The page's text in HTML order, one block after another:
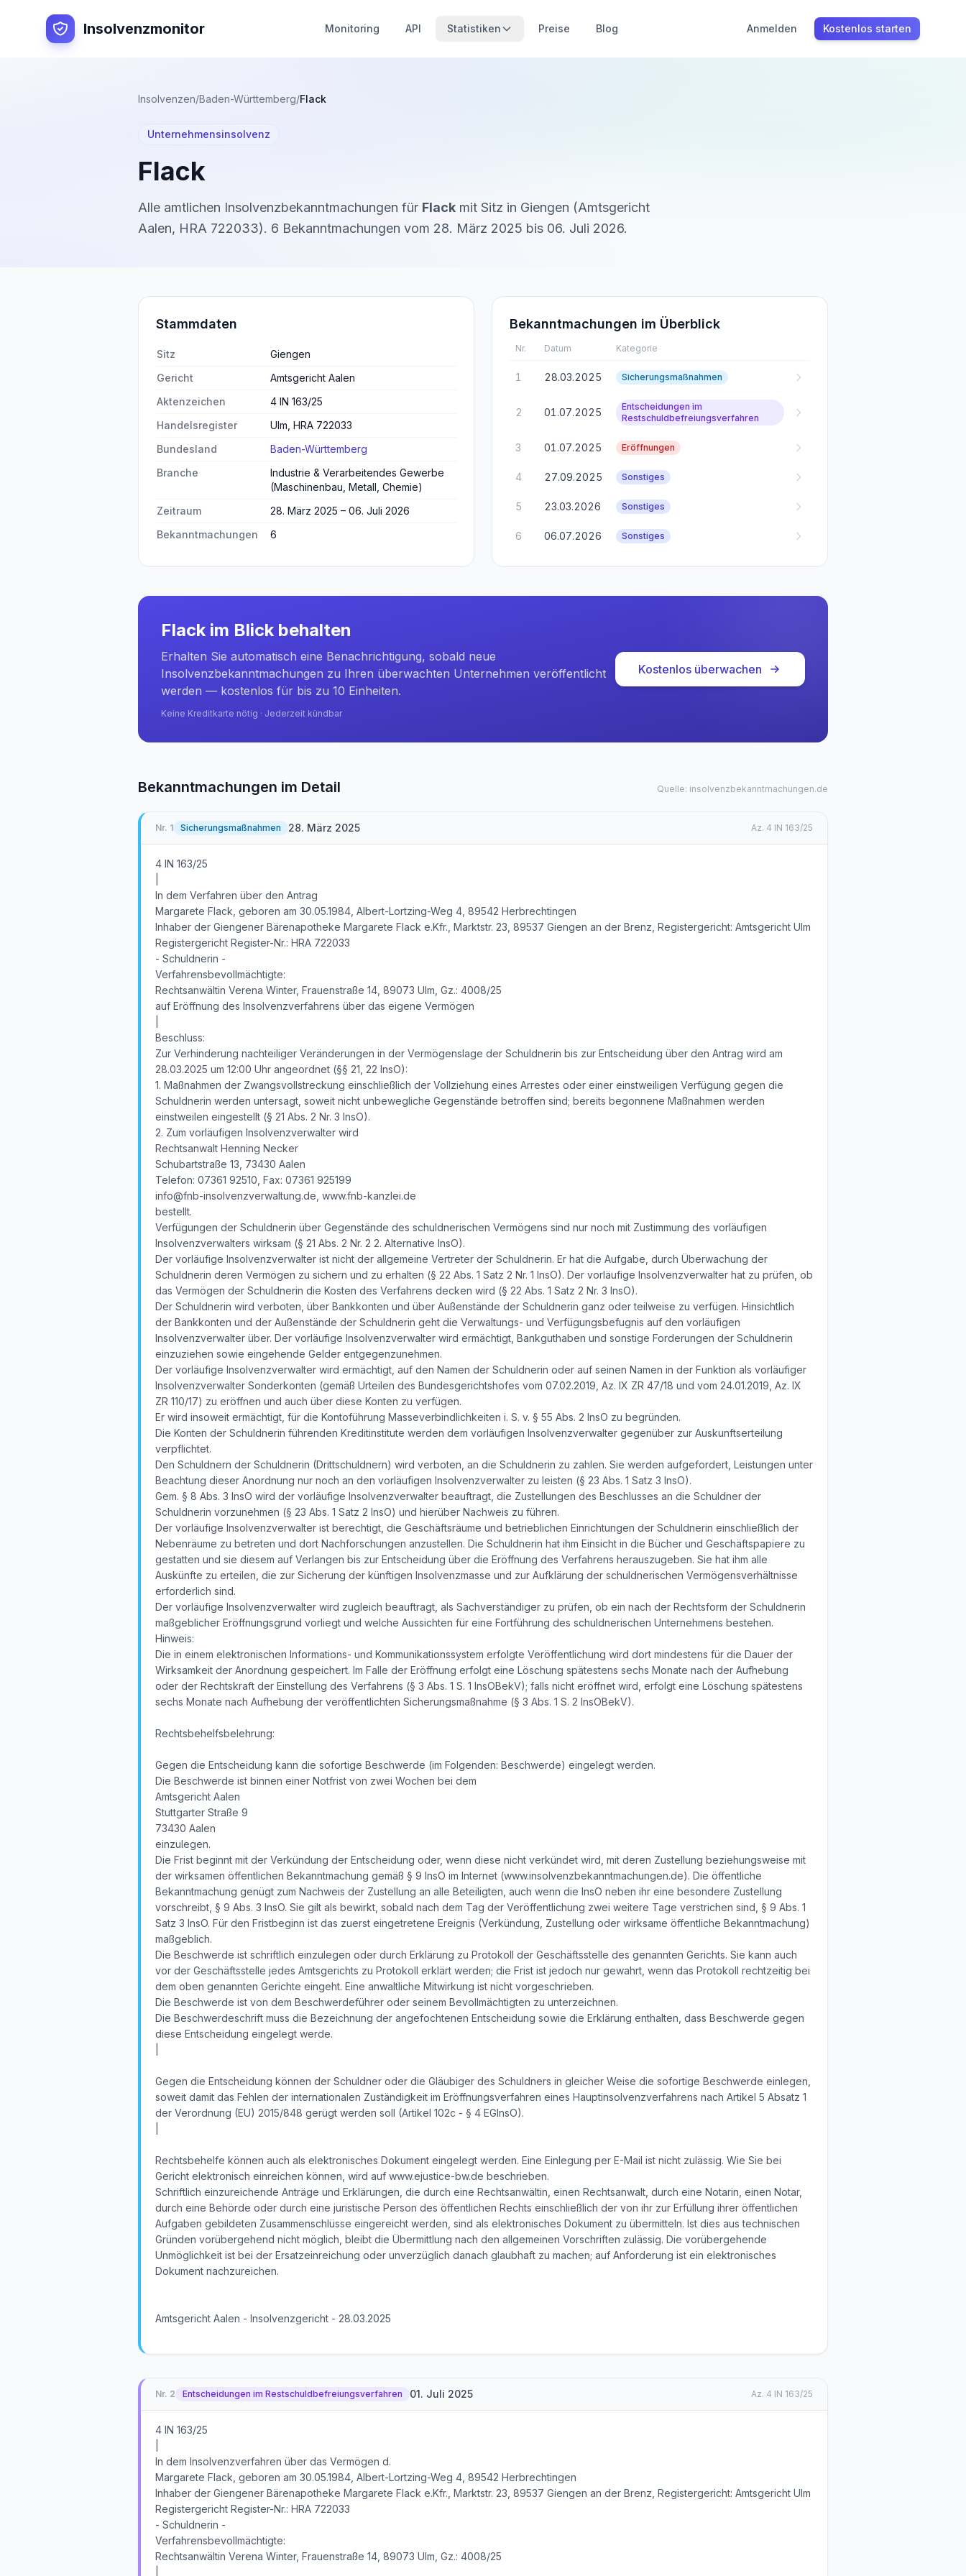
Insolvenzmonitor Monitoring API Statistiken Preise Blog Anmelden Kostenlos starten
Insolvenzen/Baden-Württemberg/Flack
Unternehmensinsolvenz
Flack
Alle amtlichen Insolvenzbekanntmachungen für Flack mit Sitz in Giengen (Amtsgericht
Aalen, HRA 722033). 6 Bekanntmachungen vom 28. März 2025 bis 06. Juli 2026.
Stammdaten
Sitz
Giengen
Gericht
Amtsgericht Aalen
Aktenzeichen
4 IN 163/25
Handelsregister
Ulm, HRA 722033
Bundesland
Baden-Württemberg
Branche
Industrie & Verarbeitendes Gewerbe
(Maschinenbau, Metall, Chemie)
Zeitraum
28. März 2025 – 06. Juli 2026
Bekanntmachungen
6
Bekanntmachungen im Überblick
Nr. Datum Kategorie
1 28.03.2025 Sicherungsmaßnahmen
2 01.07.2025
Entscheidungen im
Restschuldbefreiungsverfahren
3 01.07.2025 Eröffnungen
4 27.09.2025 Sonstiges
5 23.03.2026 Sonstiges
6 06.07.2026 Sonstiges
Flack im Blick behalten
Erhalten Sie automatisch eine Benachrichtigung, sobald neue
Insolvenzbekanntmachungen zu Ihren überwachten Unternehmen veröffentlicht
werden — kostenlos für bis zu 10 Einheiten.
Keine Kreditkarte nötig · Jederzeit kündbar
Kostenlos überwachen
Bekanntmachungen im Detail Quelle: insolvenzbekanntmachungen.de
Nr. 1 Sicherungsmaßnahmen 28. März 2025 Az. 4 IN 163/25
4 IN 163/25
In dem Verfahren über den Antrag
Margarete Flack, geboren am 30.05.1984, Albert-Lortzing-Weg 4, 89542 Herbrechtingen
Inhaber der Giengener Bärenapotheke Margarete Flack e.Kfr., Marktstr. 23, 89537 Giengen an der Brenz, Registergericht: Amtsgericht Ulm
Registergericht Register-Nr.: HRA 722033
- Schuldnerin -
Verfahrensbevollmächtigte:
Rechtsanwältin Verena Winter, Frauenstraße 14, 89073 Ulm, Gz.: 4008/25
auf Eröffnung des Insolvenzverfahrens über das eigene Vermögen
Beschluss:
Zur Verhinderung nachteiliger Veränderungen in der Vermögenslage der Schuldnerin bis zur Entscheidung über den Antrag wird am
28.03.2025 um 12:00 Uhr angeordnet (§§ 21, 22 InsO):
1. Maßnahmen der Zwangsvollstreckung einschließlich der Vollziehung eines Arrestes oder einer einstweiligen Verfügung gegen die
Schuldnerin werden untersagt, soweit nicht unbewegliche Gegenstände betroffen sind; bereits begonnene Maßnahmen werden
einstweilen eingestellt (§ 21 Abs. 2 Nr. 3 InsO).
2. Zum vorläufigen Insolvenzverwalter wird
Rechtsanwalt Henning Necker
Schubartstraße 13, 73430 Aalen
Telefon: 07361 92510, Fax: 07361 925199
info@fnb-insolvenzverwaltung.de, www.fnb-kanzlei.de
bestellt.
Verfügungen der Schuldnerin über Gegenstände des schuldnerischen Vermögens sind nur noch mit Zustimmung des vorläufigen
Insolvenzverwalters wirksam (§ 21 Abs. 2 Nr. 2 2. Alternative InsO).
Der vorläufige Insolvenzverwalter ist nicht der allgemeine Vertreter der Schuldnerin. Er hat die Aufgabe, durch Überwachung der
Schuldnerin deren Vermögen zu sichern und zu erhalten (§ 22 Abs. 1 Satz 2 Nr. 1 InsO). Der vorläufige Insolvenzverwalter hat zu prüfen, ob
das Vermögen der Schuldnerin die Kosten des Verfahrens decken wird (§ 22 Abs. 1 Satz 2 Nr. 3 InsO).
Der Schuldnerin wird verboten, über Bankkonten und über Außenstände der Schuldnerin ganz oder teilweise zu verfügen. Hinsichtlich
der Bankkonten und der Außenstände der Schuldnerin geht die Verwaltungs- und Verfügungsbefugnis auf den vorläufigen
Insolvenzverwalter über. Der vorläufige Insolvenzverwalter wird ermächtigt, Bankguthaben und sonstige Forderungen der Schuldnerin
einzuziehen sowie eingehende Gelder entgegenzunehmen.
Der vorläufige Insolvenzverwalter wird ermächtigt, auf den Namen der Schuldnerin oder auf seinen Namen in der Funktion als vorläufiger
Insolvenzverwalter Sonderkonten (gemäß Urteilen des Bundesgerichtshofes vom 07.02.2019, Az. IX ZR 47/18 und vom 24.01.2019, Az. IX
ZR 110/17) zu eröffnen und auch über diese Konten zu verfügen.
Er wird insoweit ermächtigt, für die Kontoführung Masseverbindlichkeiten i. S. v. § 55 Abs. 2 InsO zu begründen.
Die Konten der Schuldnerin führenden Kreditinstitute werden dem vorläufigen Insolvenzverwalter gegenüber zur Auskunftserteilung
verpflichtet.
Den Schuldnern der Schuldnerin (Drittschuldnern) wird verboten, an die Schuldnerin zu zahlen. Sie werden aufgefordert, Leistungen unter
Beachtung dieser Anordnung nur noch an den vorläufigen Insolvenzverwalter zu leisten (§ 23 Abs. 1 Satz 3 InsO).
Gem. § 8 Abs. 3 InsO wird der vorläufige Insolvenzverwalter beauftragt, die Zustellungen des Beschlusses an die Schuldner der
Schuldnerin vorzunehmen (§ 23 Abs. 1 Satz 2 InsO) und hierüber Nachweis zu führen.
Der vorläufige Insolvenzverwalter ist berechtigt, die Geschäftsräume und betrieblichen Einrichtungen der Schuldnerin einschließlich der
Nebenräume zu betreten und dort Nachforschungen anzustellen. Die Schuldnerin hat ihm Einsicht in die Bücher und Geschäftspapiere zu
gestatten und sie diesem auf Verlangen bis zur Entscheidung über die Eröffnung des Verfahrens herauszugeben. Sie hat ihm alle
Auskünfte zu erteilen, die zur Sicherung der künftigen Insolvenzmasse und zur Aufklärung der schuldnerischen Vermögensverhältnisse
erforderlich sind.
Der vorläufige Insolvenzverwalter wird zugleich beauftragt, als Sachverständiger zu prüfen, ob ein nach der Rechtsform der Schuldnerin
maßgeblicher Eröffnungsgrund vorliegt und welche Aussichten für eine Fortführung des schuldnerischen Unternehmens bestehen.
Hinweis:
Die in einem elektronischen Informations- und Kommunikationssystem erfolgte Veröffentlichung wird dort mindestens für die Dauer der
Wirksamkeit der Anordnung gespeichert. Im Falle der Eröffnung erfolgt eine Löschung spätestens sechs Monate nach der Aufhebung
oder der Rechtskraft der Einstellung des Verfahrens (§ 3 Abs. 1 S. 1 InsOBekV); falls nicht eröffnet wird, erfolgt eine Löschung spätestens
sechs Monate nach Aufhebung der veröffentlichten Sicherungsmaßnahme (§ 3 Abs. 1 S. 2 InsOBekV).
Rechtsbehelfsbelehrung:
Gegen die Entscheidung kann die sofortige Beschwerde (im Folgenden: Beschwerde) eingelegt werden.
Die Beschwerde ist binnen einer Notfrist von zwei Wochen bei dem
Amtsgericht Aalen
Stuttgarter Straße 9
73430 Aalen
einzulegen.
Die Frist beginnt mit der Verkündung der Entscheidung oder, wenn diese nicht verkündet wird, mit deren Zustellung beziehungsweise mit
der wirksamen öffentlichen Bekanntmachung gemäß § 9 InsO im Internet (www.insolvenzbekanntmachungen.de). Die öffentliche
Bekanntmachung genügt zum Nachweis der Zustellung an alle Beteiligten, auch wenn die InsO neben ihr eine besondere Zustellung
vorschreibt, § 9 Abs. 3 InsO. Sie gilt als bewirkt, sobald nach dem Tag der Veröffentlichung zwei weitere Tage verstrichen sind, § 9 Abs. 1
Satz 3 InsO. Für den Fristbeginn ist das zuerst eingetretene Ereignis (Verkündung, Zustellung oder wirksame öffentliche Bekanntmachung)
maßgeblich.
Die Beschwerde ist schriftlich einzulegen oder durch Erklärung zu Protokoll der Geschäftsstelle des genannten Gerichts. Sie kann auch
vor der Geschäftsstelle jedes Amtsgerichts zu Protokoll erklärt werden; die Frist ist jedoch nur gewahrt, wenn das Protokoll rechtzeitig bei
dem oben genannten Gerichte eingeht. Eine anwaltliche Mitwirkung ist nicht vorgeschrieben.
Die Beschwerde ist von dem Beschwerdeführer oder seinem Bevollmächtigten zu unterzeichnen.
Die Beschwerdeschrift muss die Bezeichnung der angefochtenen Entscheidung sowie die Erklärung enthalten, dass Beschwerde gegen
diese Entscheidung eingelegt werde.
Gegen die Entscheidung können der Schuldner oder die Gläubiger des Schuldners in gleicher Weise die sofortige Beschwerde einlegen,
soweit damit das Fehlen der internationalen Zuständigkeit im Eröffnungsverfahren eines Hauptinsolvenzverfahrens nach Artikel 5 Absatz 1
der Verordnung (EU) 2015/848 gerügt werden soll (Artikel 102c - § 4 EGInsO).
Rechtsbehelfe können auch als elektronisches Dokument eingelegt werden. Eine Einlegung per E-Mail ist nicht zulässig. Wie Sie bei
Gericht elektronisch einreichen können, wird auf www.ejustice-bw.de beschrieben.
Schriftlich einzureichende Anträge und Erklärungen, die durch eine Rechtsanwältin, einen Rechtsanwalt, durch eine Notarin, einen Notar,
durch eine Behörde oder durch eine juristische Person des öffentlichen Rechts einschließlich der von ihr zur Erfüllung ihrer öffentlichen
Aufgaben gebildeten Zusammenschlüsse eingereicht werden, sind als elektronisches Dokument zu übermitteln. Ist dies aus technischen
Gründen vorübergehend nicht möglich, bleibt die Übermittlung nach den allgemeinen Vorschriften zulässig. Die vorübergehende
Unmöglichkeit ist bei der Ersatzeinreichung oder unverzüglich danach glaubhaft zu machen; auf Anforderung ist ein elektronisches
Dokument nachzureichen.
Amtsgericht Aalen - Insolvenzgericht - 28.03.2025
Nr. 2 Entscheidungen im Restschuldbefreiungsverfahren 01. Juli 2025 Az. 4 IN 163/25
4 IN 163/25
In dem Insolvenzverfahren über das Vermögen d.
Margarete Flack, geboren am 30.05.1984, Albert-Lortzing-Weg 4, 89542 Herbrechtingen
Inhaber der Giengener Bärenapotheke Margarete Flack e.Kfr., Marktstr. 23, 89537 Giengen an der Brenz, Registergericht: Amtsgericht Ulm
Registergericht Register-Nr.: HRA 722033
- Schuldnerin -
Verfahrensbevollmächtigte:
Rechtsanwältin Verena Winter, Frauenstraße 14, 89073 Ulm, Gz.: 4008/25